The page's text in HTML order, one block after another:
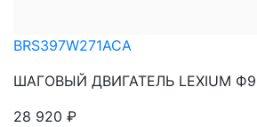
BRS397W271ACA
ШАГОВЫЙ ДВИГАТЕЛЬ LEXIUM
28 920 ₽